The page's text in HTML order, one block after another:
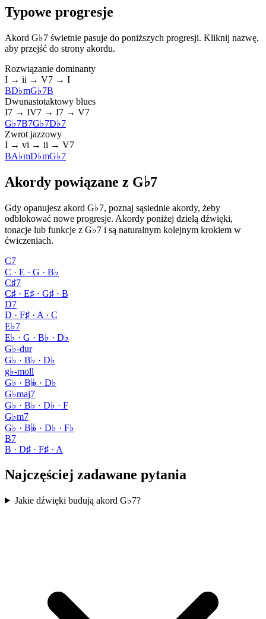
Typowe progresje
Akord G♭7 świetnie pasuje do poniższych progresji. Kliknij nazwę,
aby przejść do strony akordu.
Rozwiązanie dominanty
I → ii → V7 → I
BD♭mG♭7B
Dwunastotaktowy blues
I7 → IV7 → I7 → V7
G♭7B7G♭7D♭7
Zwrot jazzowy
I → vi → ii → V7
BA♭mD♭mG♭7
Akordy powiązane z G♭7
Gdy opanujesz akord G♭7, poznaj sąsiednie akordy, żeby
odblokować nowe progresje. Akordy poniżej dzielą dźwięki,
tonacje lub funkcje z G♭7 i są naturalnym kolejnym krokiem w
ćwiczeniach.
C7
C · E · G · B♭
C♯7
C♯ · E♯ · G♯ · B
D7
D · F♯ · A · C
E♭7
E♭ · G · B♭ · D♭
G♭-dur
G♭ · B♭ · D♭
g♭-moll
G♭ · B𝄫 · D♭
G♭maj7
G♭ · B♭ · D♭ · F
G♭m7
G♭ · B𝄫 · D♭ · F♭
B7
B · D♯ · F♯ · A
Najczęściej zadawane pytania
Jakie dźwięki budują akord G♭7?